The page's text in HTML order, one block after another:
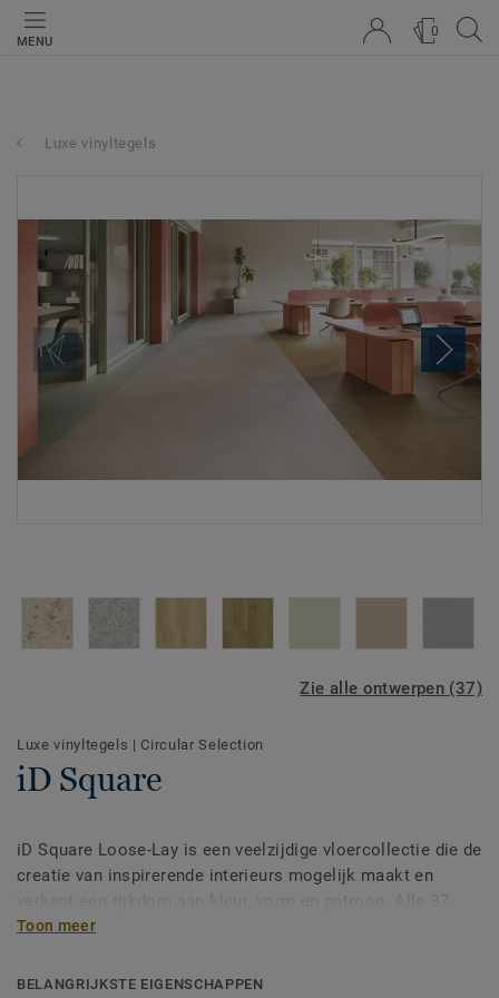
MENU
0
Luxe vinyltegels
Zie alle ontwerpen (37)
Luxe vinyltegels | Circular Selection
iD Square
iD Square Loose-Lay is een veelzijdige vloercollectie die de
creatie van inspirerende interieurs mogelijk maakt en
designs en 5 formaten - inclusief een mini-plank formaat
ontworpen door Tarketts eigen ontwerpstudio en kunnen
Toon meer
BELANGRIJKSTE EIGENSCHAPPEN